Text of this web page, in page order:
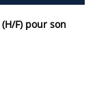
F) pour son